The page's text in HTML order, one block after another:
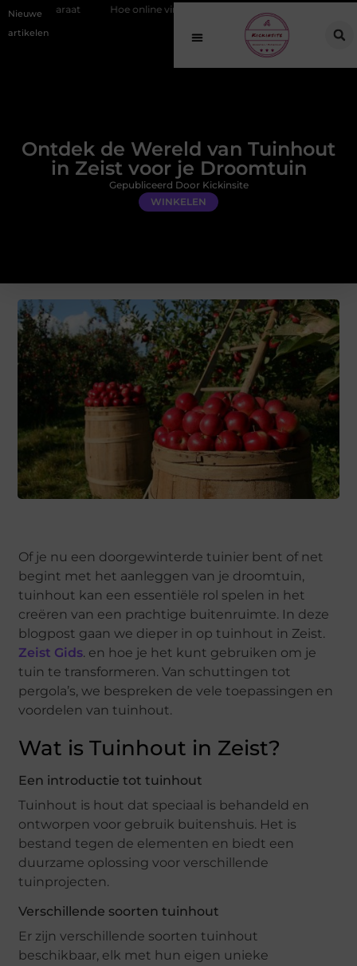
Nieuwe
artikelen
Hoe online vindbaarheid verandert in 2026
Ontdek de Wereld van Tuinhout
in Zeist voor je Droomtuin
WINKELEN
Gepubliceerd Door Kickinsite
Of je nu een doorgewinterde tuinier bent of net
begint met het aanleggen van je droomtuin,
tuinhout kan een essentiële rol spelen in het
creëren van een prachtige buitenruimte. In deze
blogpost gaan we dieper in op tuinhout in Zeist.
Zeist Gids. en hoe je het kunt gebruiken om je
tuin te transformeren. Van schuttingen tot
pergola’s, we bespreken de vele toepassingen en
voordelen van tuinhout.
Wat is Tuinhout in Zeist?
Een introductie tot tuinhout
Tuinhout is hout dat speciaal is behandeld en
ontworpen voor gebruik buitenshuis. Het is
bestand tegen de elementen en biedt een
duurzame oplossing voor verschillende
tuinprojecten.
Verschillende soorten tuinhout
Er zijn verschillende soorten tuinhout
beschikbaar, elk met hun eigen unieke